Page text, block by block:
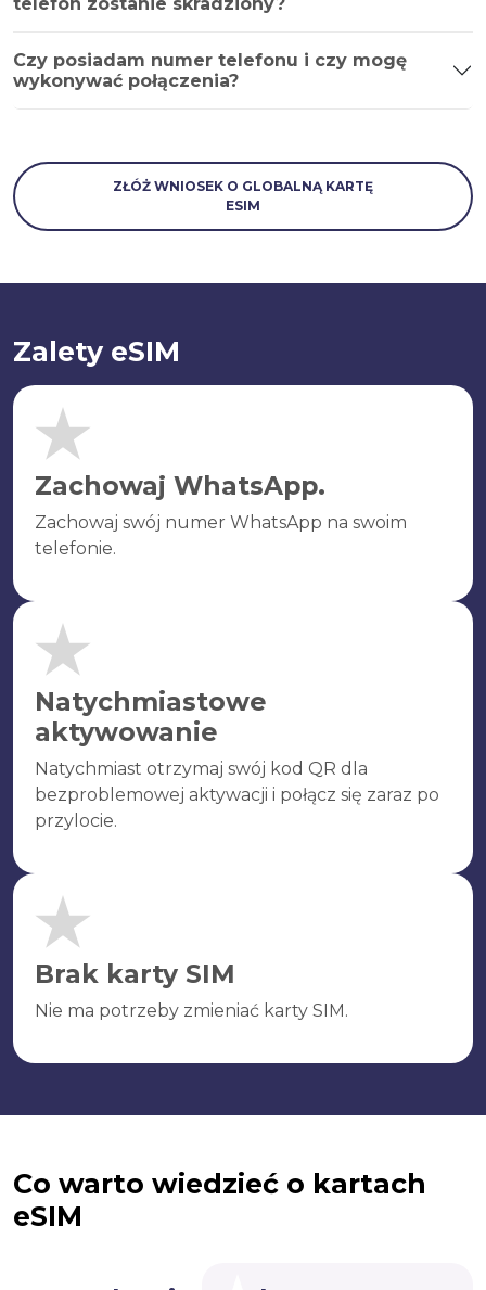
Czy posiadam numer telefonu i czy mogę
wykonywać połączenia?
ZŁÓŻ WNIOSEK O GLOBALNĄ KARTĘ
ESIM
Zalety eSIM
Zachowaj WhatsApp.
Zachowaj swój numer WhatsApp na swoim
telefonie.
Natychmiastowe
aktywowanie
Natychmiast otrzymaj swój kod QR dla
bezproblemowej aktywacji i połącz się zaraz po
przylocie.
Brak karty SIM
Nie ma potrzeby zmieniać karty SIM.
Co warto wiedzieć o kartach
eSIM